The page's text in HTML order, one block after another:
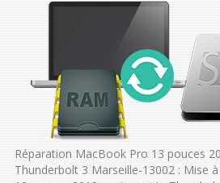
Réparation MacBook Pro 13 pouces
Thunderbolt 3 Marseille-13002 : Mise